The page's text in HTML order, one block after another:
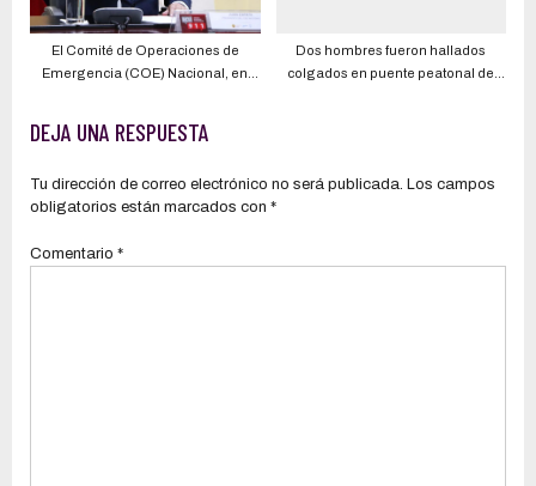
El Comité de Operaciones de
Emergencia (COE) Nacional, en
unanimidad de los miembros
Dos hombres fueron hallados
colgados en puente peatonal de
DEJA UNA RESPUESTA
Tu dirección de correo electrónico no será publicada. Los campos
obligatorios están marcados con *
Comentario *